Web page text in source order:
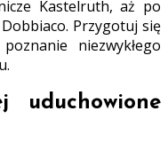
Kastelruth, aż po
Przygotuj się
niezwykłego
uduchowione